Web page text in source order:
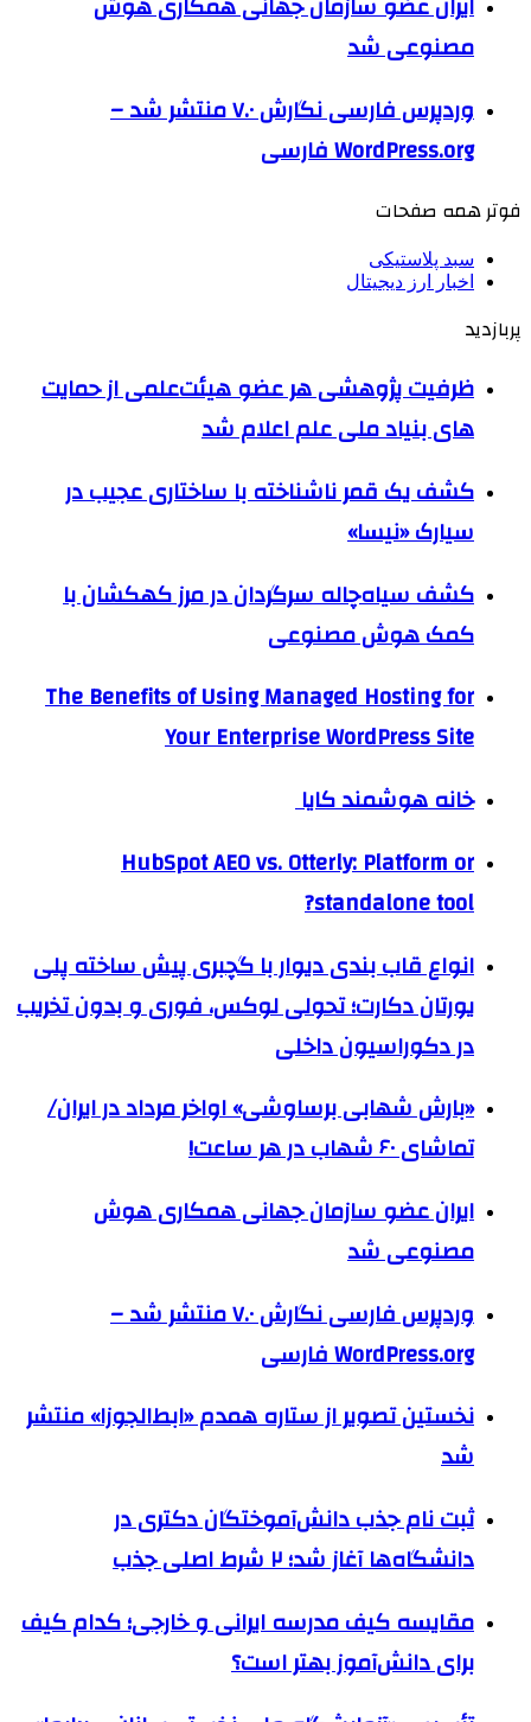
مصنوعی شد
وردپرس فارسی نگارش ۷.۰ منتشر شد –
WordPress.org فارسی
فوتر همه صفحات
سبد پلاستیکی
اخبار ارز دیجیتال
پربازدید
ظرفیت پژوهشی هر عضو هیئت‌علمی از حمایت
های بنیاد ملی علم اعلام شد
کشف یک قمر ناشناخته با ساختاری عجیب در
سیارک «نیسا»
کشف سیاه‌چاله سرگردان در مرز کهکشان با
کمک هوش مصنوعی
The Benefits of Using Managed Hosting for
Your Enterprise WordPress Site
خانه هوشمند کایا
HubSpot AEO vs. Otterly: Platform or
standalone tool?
انواع قاب بندی دیوار با گچبری پیش ساخته پلی
یورتان دکارت؛ تحولی لوکس، فوری و بدون تخریب
در دکوراسیون داخلی
«بارش شهابی برساوشی» اواخر مرداد در ایران/
تماشای ۶۰ شهاب در هر ساعت!
ایران عضو سازمان جهانی همکاری هوش
مصنوعی شد
وردپرس فارسی نگارش ۷.۰ منتشر شد –
WordPress.org فارسی
نخستین تصویر از ستاره همدم «ابط‌الجوزا» منتشر
شد
ثبت نام جذب دانش‌آموختگان دکتری در
دانشگاه‌ها آغاز شد؛ ۲ شرط اصلی جذب
مقایسه کیف مدرسه ایرانی و خارجی؛ کدام کیف
برای دانش‌آموز بهتر است؟